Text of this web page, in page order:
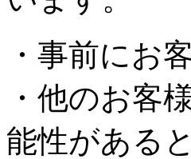
・事前にお
・他のお客
能性がある